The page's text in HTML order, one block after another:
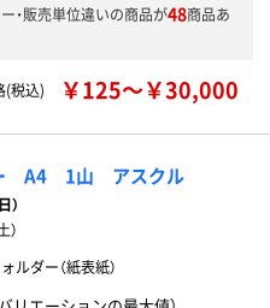
・販売単位違いの商品が48商品あ
(税込) ￥125～￥30,000
A4 1山 アスクル
）
）
ルダー（紙表紙）